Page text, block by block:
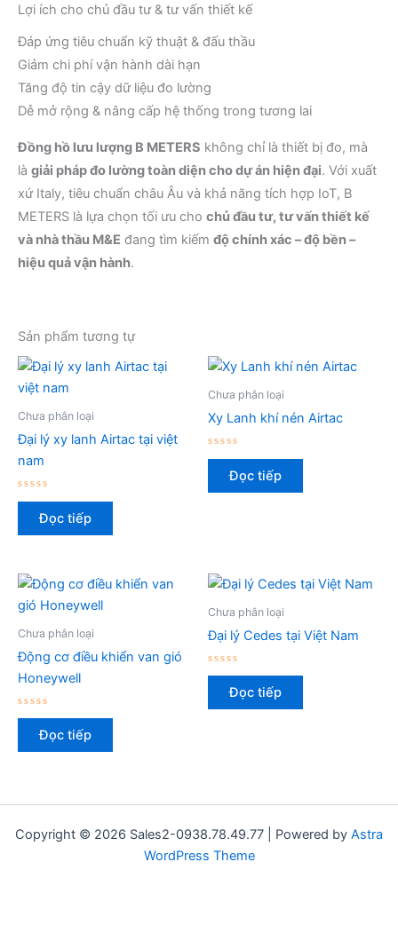
Lợi ích cho chủ đầu tư & tư vấn thiết kế
Đáp ứng tiêu chuẩn kỹ thuật & đấu thầu
Giảm chi phí vận hành dài hạn
Tăng độ tin cậy dữ liệu đo lường
Dễ mở rộng & nâng cấp hệ thống trong tương lai
Đồng hồ lưu lượng B METERS không chỉ là thiết bị đo, mà
là giải pháp đo lường toàn diện cho dự án hiện đại. Với xuất
xứ Italy, tiêu chuẩn châu Âu và khả năng tích hợp IoT, B
METERS là lựa chọn tối ưu cho chủ đầu tư, tư vấn thiết kế
và nhà thầu M&E đang tìm kiếm độ chính xác – độ bền –
hiệu quả vận hành.
Sản phẩm tương tự
Chưa phân loại
Đại lý xy lanh Airtac tại việt
nam
Được
xếp
hạngĐọc tiếp
Chưa phân loại
Xy Lanh khí nén Airtac
Được
xếp
hạngĐọc tiếp
Chưa phân loại
Động cơ điều khiển van gió
Honeywell
Được
xếp
hạng
0
Đọc tiếp
Chưa phân loại
Đại lý Cedes tại Việt Nam
Được
xếp
hạng
0
Đọc tiếp
Copyright © 2026 Sales2-0938.78.49.77 | Powered by Astra
WordPress Theme